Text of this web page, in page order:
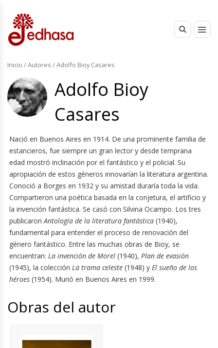
Inicio / Autores / Adolfo Bioy Casares
Adolfo Bioy
Casares
Nació en Buenos Aires en 1914. De una prominente familia de
estancieros, fue siempre un gran lector y desde temprana
edad mostró inclinación por el fantástico y el policial. Su
apropiación de estos géneros innovarían la literatura argentina.
Conoció a Borges en 1932 y su amistad duraría toda la vida.
Compartieron una poética basada en la conjetura, el artificio y
la invención fantástica. Se casó con Silvina Ocampo. Los tres
publicaronAntología de la literatura fantástica (1940),
fundamental para entender el proceso de renovación del
género fantástico. Entre las muchas obras de Bioy, se
encuentran: La invención de Morel (1940), Plan de evasión
(1945), la colección La trama celeste (1948) y El sueño de los
héroes (1954). Murió en Buenos Aires en 1999.
Obras del autor